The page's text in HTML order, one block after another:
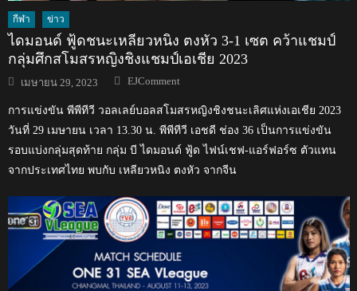
กีฬา ข่าว
ไดมอนด์ ฟู้ดชนะเหลียวหนิง ตงหัว 3-1 เซต คว้าแชมป์
กลุ่มศึกสโมสรหญิงชิงแชมป์เอเชีย 2023
Posted
on
เมษายน 29, 2023 Author
EJComment
การแข่งขัน พีพีทีวี วอลเลย์บอลสโมสรหญิงชิงชนะเลิศแห่งเอเชีย 2023
วันที่ 29 เมษายน เวลา 13.30 น. พีพีทีวี เอชดี ช่อง 36 เป็นการแข่งขัน
รอบแบ่งกลุ่มสุดท้าย กลุ่ม บี ไดมอนด์ ฟู้ด ไฟน์เชฟ-แอร์ฟอร์ซ ตัวแทน
จากประเทศไทย พบกับ เหลียวหนิง ตงหัว จากจีน